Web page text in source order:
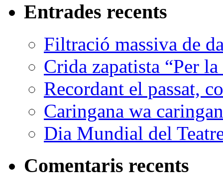
Entrades recents
Filtració massiva de
Crida zapatista “Per
Recordant el passat,
Caringana wa
Dia Mundial del
Comentaris recents